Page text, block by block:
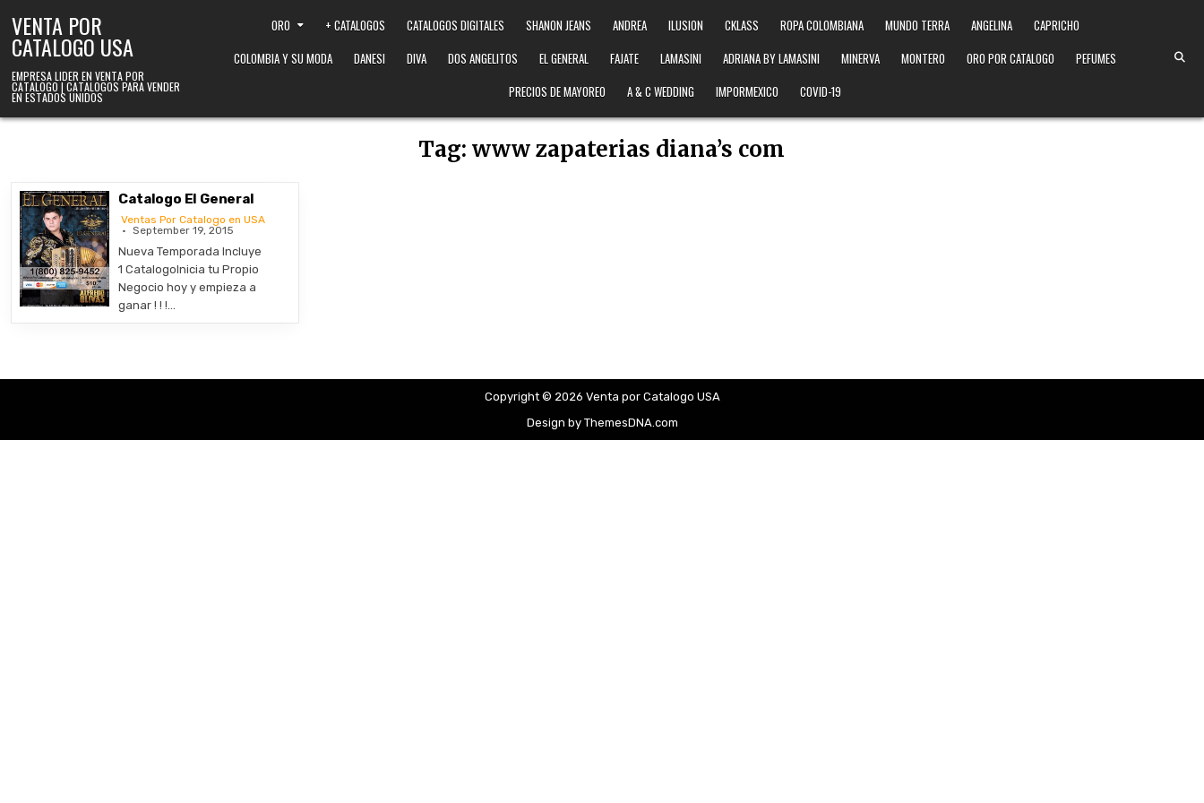
VENTA POR
CATALOGO USA
EMPRESA LIDER EN VENTA POR
CATALOGO | CATALOGOS PARA VENDER
EN ESTADOS UNIDOS
ORO + CATALOGOS CATALOGOS DIGITALES SHANON JEANS ANDREA ILUSION CKLASS ROPA COLOMBIANA MUNDO TERRA ANGELINA
CAPRICHO
COLOMBIA Y SU MODA
DANESI DIVA DOS ANGELITOS EL GENERAL FAJATE LAMASINI ADRIANA BY LAMASINI MINERVA MONTERO ORO POR CATALOGO
PEFUMES
PRECIOS DE MAYOREO
A & C WEDDING IMPORMEXICO COVID-19
Tag:www zapaterias diana’s com
Catalogo El General
Ventas Por Catalogo en USA
September 19, 2015
Nueva Temporada Incluye
1 CatalogoInicia tu Propio
Negocio hoy y empieza a
ganar ! ! !…
Copyright © 2026 Venta por Catalogo USA
Design by ThemesDNA.com